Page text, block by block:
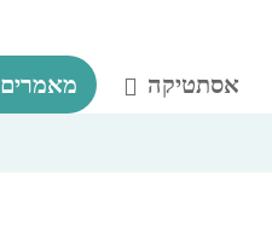
אסתטיקה מאמרים